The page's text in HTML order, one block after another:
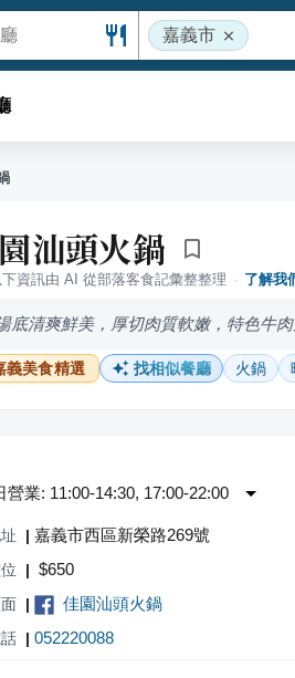
嘉義市
汕頭火鍋
下資訊由 AI 從部落客食記彙整整理 · 了解我
底清爽鮮美，厚切肉質軟嫩，特色牛
義美食精選 找相似餐廳 火鍋
營業: 11:00-14:30, 17:00-22:00
| 嘉義市西區新榮路269號
| $650
| 佳園汕頭火鍋
| 052220088